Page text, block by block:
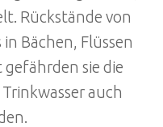
Rückstände von
Bächen, Flüssen
gefährden sie die
auch